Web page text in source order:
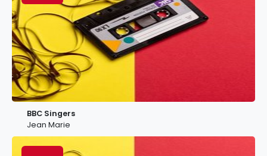
BBC Singers
Jean Marie